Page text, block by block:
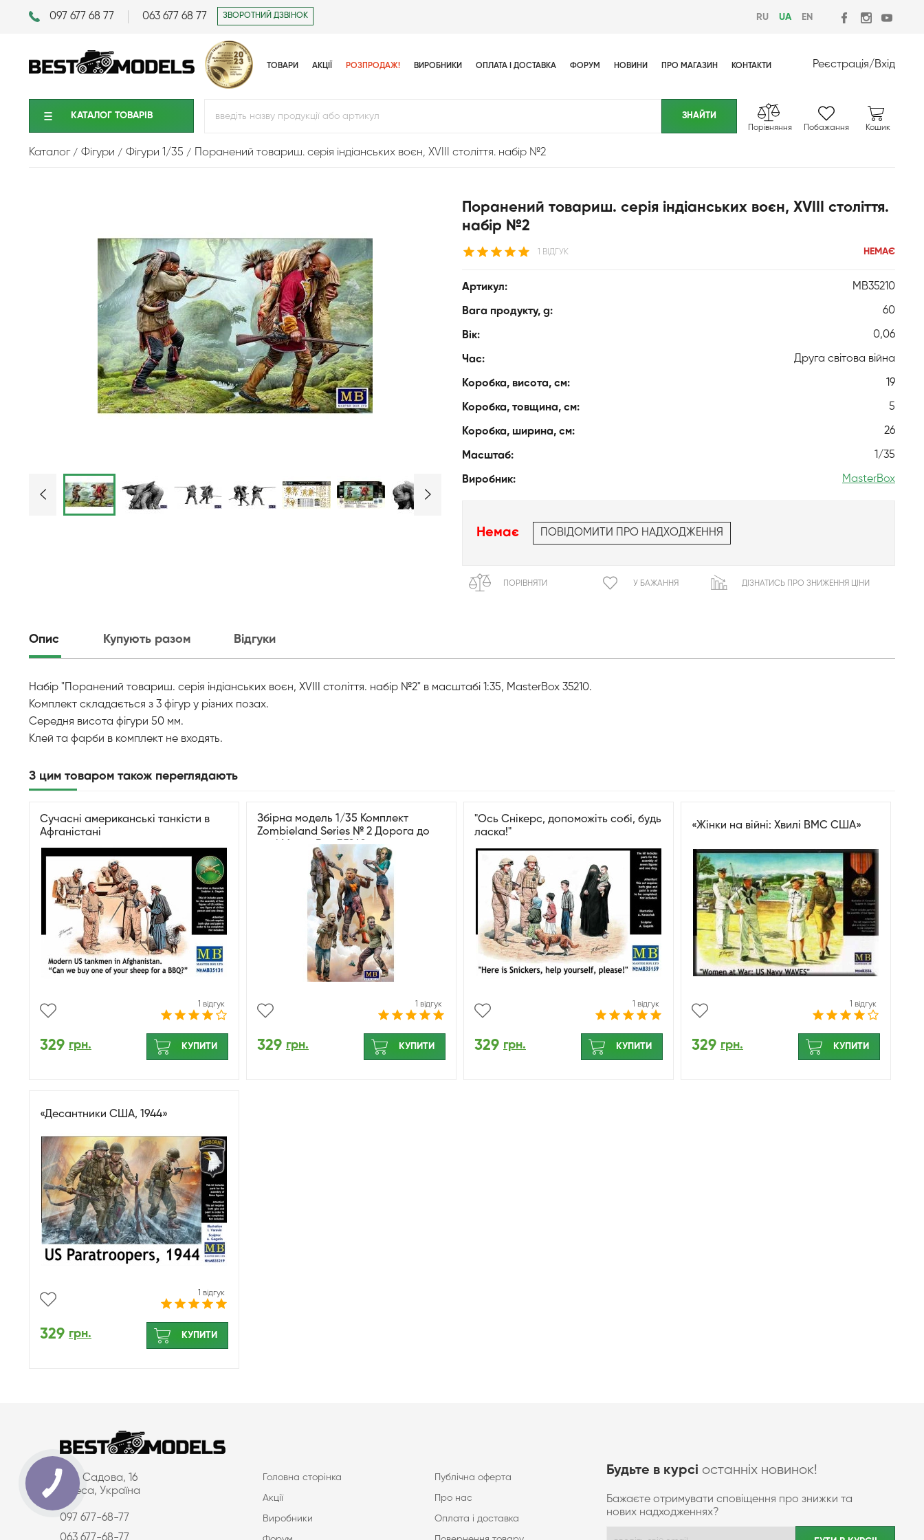
097 677 68 77 063 677 68 77 ЗВОРОТНИЙ ДЗВІНОК RU UA EN
ТОВАРИ АКЦІЇ РОЗПРОДАЖ! ВИРОБНИКИ ОПЛАТА І ДОСТАВКА ФОРУМ НОВИНИ ПРО МАГАЗИН КОНТАКТИ Реєстрація/Вхід
КАТАЛОГ ТОВАРIВ
Порівняння Побажання Кошик
Каталог Фігури Фігури 1/35 Поранений товариш. серія індіанських воєн, XVIII століття. набір №2
Поранений товариш. серія індіанських воєн, XVIII століття.
набір №2
1 ВІДГУК НЕМАЄ
Артикул: MB35210
Вага продукту, g: 60
Вік: 0,06
Час: Друга світова війна
Коробка, висота, см: 19
Коробка, товщина, см: 5
Коробка, ширина, см: 26
Масштаб: 1/35
Виробник: MasterBox
Немає ПОВІДОМИТИ ПРО НАДХОДЖЕННЯ
ПОРІВНЯТИ У БАЖАННЯ ДІЗНАТИСЬ ПРО ЗНИЖЕННЯ ЦІНИ
Опис Купують разом Відгуки
Набір "Поранений товариш. серія індіанських воєн, XVIII століття. набір №2" в масштабі 1:35, MasterBox 35210.
Комплект складається з 3 фігур у різних позах.
Середня висота фігури 50 мм.
Клей та фарби в комплект не входять.
З цим товаром також переглядають
Сучасні американські танкісти в
Афганістані
1 відгук
329 грн. КУПИТИ
Збірна модель 1/35 Комплект
Zombieland Series № 2 Дорога до
волі MasterBox 35242
1 відгук
329 грн. КУПИТИ
"Ось Снікерс, допоможіть собі, будь
ласка!"
1 відгук
329 грн. КУПИТИ
«Жінки на війні: Хвилі ВМС США»
1 відгук
329 грн. КУПИТИ
«Десантники США, 1944»
1 відгук
329 грн. КУПИТИ
вул. Садова, 16
Одеса, Україна
097 677-68-77
Головна сторінка Публічна оферта
Акції Про нас
Виробники Оплата і доставка
Будьте в курсі останніх новинок!
Бажаєте отримувати сповіщення про знижки та
нових надходженнях?